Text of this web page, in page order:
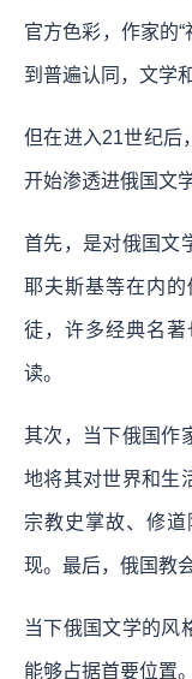
官方色彩，作家的“
到普遍认同，文学
但在进入21世纪后
开始渗透进俄国文
首先，是对俄国文
耶夫斯基等在内
徒，许多经典名
读。
其次，当下俄国作
地将其对世界和生
宗教史掌故、修
现。最后，俄国教
当下俄国文学的风
能够占据首要位置。